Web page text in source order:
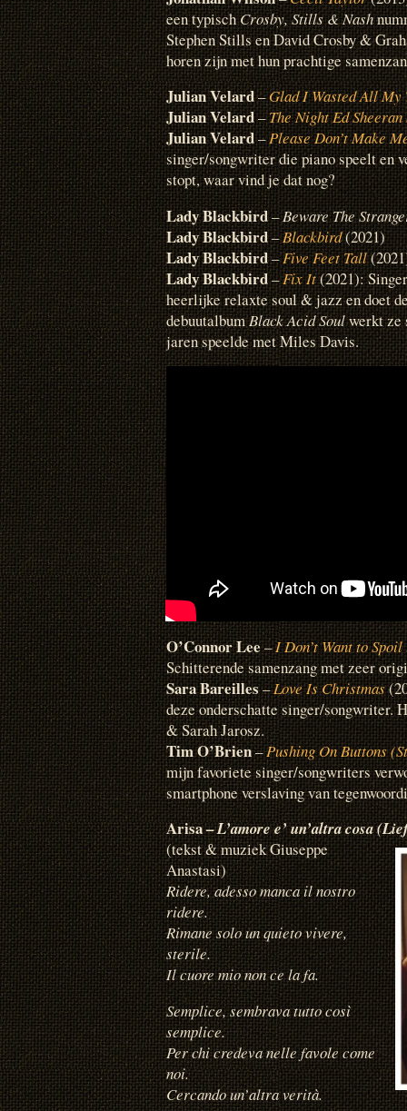
een typischCrosby, Stills & Nash
Stephen Stills en David Crosby &
horen zijn met hun prachtige
Julian Velard–Glad I Wasted All My
Julian Velard–The Night Ed
Julian Velard–Please Don’t Make
singer/songwriter die piano speelt en
stopt, waar vind je dat nog?
Lady Blackbird–Beware The
Lady Blackbird–Blackbird(2021)
Lady Blackbird–Five Feet Tall
Lady Blackbird–Fix It(2021):
heerlijke relaxte soul & jazz en doet
debuutalbumBlack Acid Soulwerkt ze
jaren speelde met Miles Davis.
O’Connor Lee–I Don’t Want to
Schitterende samenzang met zeer
Sara Bareilles–Love Is Christmas
deze onderschatte singer/songwriter.
& Sarah Jarosz.
Tim O’Brien–Pushing On Buttons
mijn favoriete singer/songwriters
smartphone verslaving van
Arisa –L’amore e’ un’altra cosa
(tekst & muziek Giuseppe
Anastasi)
Ridere, adesso manca il nostro
ridere.
Rimane solo un quieto vivere,
sterile.
Il cuore mio non ce la fa.
Semplice, sembrava tutto così
semplice.
Per chi credeva nelle favole come
noi.
Cercando un’altra verità.